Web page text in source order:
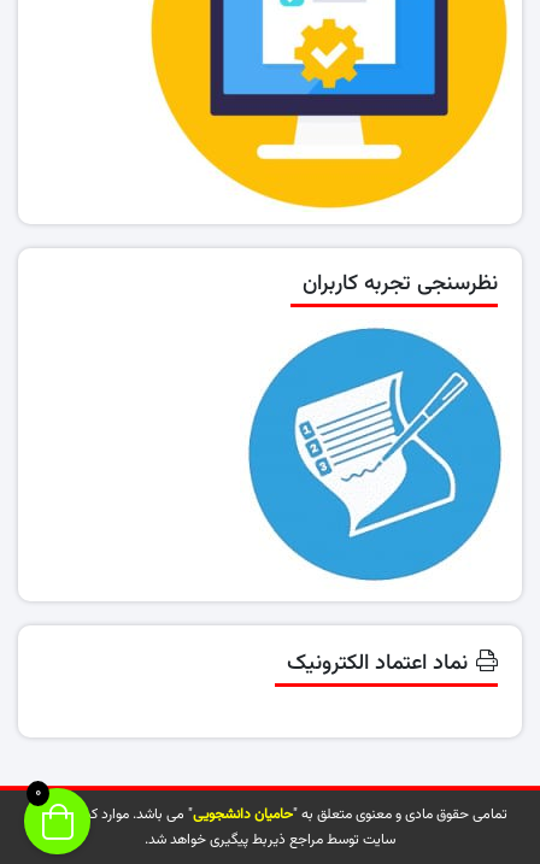
نظرسنجی تجربه کاربران
نماد اعتماد الکترونیک
تمامی حقوق مادی و معنوی متعلق به "حامیان دانشجویی" می باشد. موارد کپی شده از
سایت توسط مراجع ذیربط پیگیری خواهد شد.
0